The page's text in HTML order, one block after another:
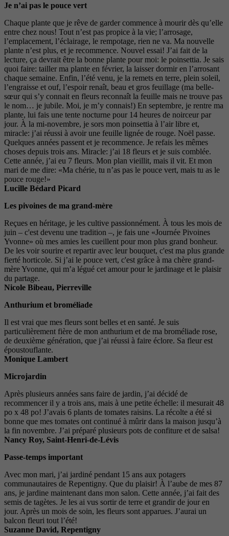
Je n’ai pas le pouce vert
Chaque plante que je rêve de garder commence à mourir dès qu’elle
entre chez nous! Tout n’est pas propice à la vie; l’arrosage,
l’emplacement, l’éclairage, le rempotage, rien ne va. Ma nouvelle
plante n’est plus, et je recommence. Nouvel essai! J’ai fait de la
lecture, ça devrait être la bonne plante pour moi: le poinsettia. Je sais
quoi faire: tailler ma plante en février, la laisser dormir en l’arrosant
chaque semaine. Enfin, l’été venu, je la remets en terre, plein soleil,
l’engraisse et ouf, l’espoir renaît, beau et gros feuillage (ma belle-
sœur qui s’y connait en fleurs reconnaît la feuille mais ne trouve pas
le nom… je jubile. Moi, je m’y connais!) En septembre, je rentre ma
plante, lui fais une tente nocturne pour 14 heures de noirceur par
jour. À la mi-novembre, je sors mon poinsettia à l’air libre et,
miracle: j’ai réussi à avoir une feuille lignée de rouge. Noël passe.
Quelques années passent et je recommence. Je refais les mêmes
choses depuis trois ans. Miracle: j’ai 18 fleurs et je suis comblée.
Cette année, j’ai eu 7 fleurs. Mon plan vieillit, mais il vit. Et mon
mari de me dire: «Ma chérie, tu n’as pas le pouce vert, mais tu as le
pouce rouge!»
Lucille Bédard Picard
Les pivoines de ma grand-mère
Reçues en héritage, je les cultive passionnément. À tous les mois de
juin – c'est devenu une tradition –, je fais une «Journée Pivoines
Yvonne» où mes amies les cueillent pour mon plus grand bonheur.
De les voir sourire et repartir avec leur bouquet, c'est ma plus grande
fierté horticole. Si j’ai le pouce vert, c'est grâce à ma chère grand-
mère Yvonne, qui m’a légué cet amour pour le jardinage et le plaisir
du partage.
Nicole Bibeau, Pierreville
Anthurium et broméliade
Il est vrai que mes fleurs sont belles et en santé. Je suis
particulièrement fière de mon anthurium et de ma broméliade rose,
de deuxième génération, que j’ai réussi à faire éclore. Sa fleur est
époustouflante.
Monique Lambert
Microjardin
Après plusieurs années sans faire de jardin, j’ai décidé de
recommencer il y a trois ans, mais à une petite échelle: il mesurait 48
po x 48 po! J’avais 6 plants de tomates raisins. La récolte a été si
bonne que mes tomates ont continué à mûrir dans la maison jusqu’à
la fin novembre. J’ai préparé plusieurs pots de confiture et de salsa!
Nancy Roy, Saint-Henri-de-Lévis
Passe-temps important
Avec mon mari, j’ai jardiné pendant 15 ans aux potagers
communautaires de Repentigny. Que du plaisir! À l’aube de mes 87
ans, je jardine maintenant dans mon salon. Cette année, j’ai fait des
semis de tagètes. Je les ai vus sortir de terre et grandir de jour en
jour. Après un mois de soin, les fleurs sont apparues. J’aurai un
balcon fleuri tout l’été!
Suzanne David, Repentigny